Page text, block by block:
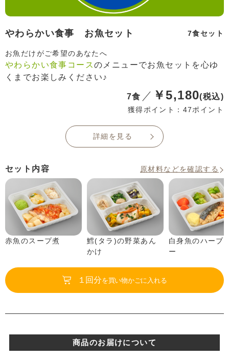
やわらかい食事 お魚セット 7食セット
お魚だけがご希望のあなたへ
やわらかい食事コースのメニューでお魚セットを心ゆ
くまでお楽しみください♪
7食 ￥5,180(税込)
獲得ポイント：47ポイント
詳細を見る
セット内容 原材料などを確認する
赤魚のスープ煮
鱈(タラ)の野菜あん
かけ
白身魚のハーブ
ー
１回分を買い物かごに入れる
商品のお届けについて